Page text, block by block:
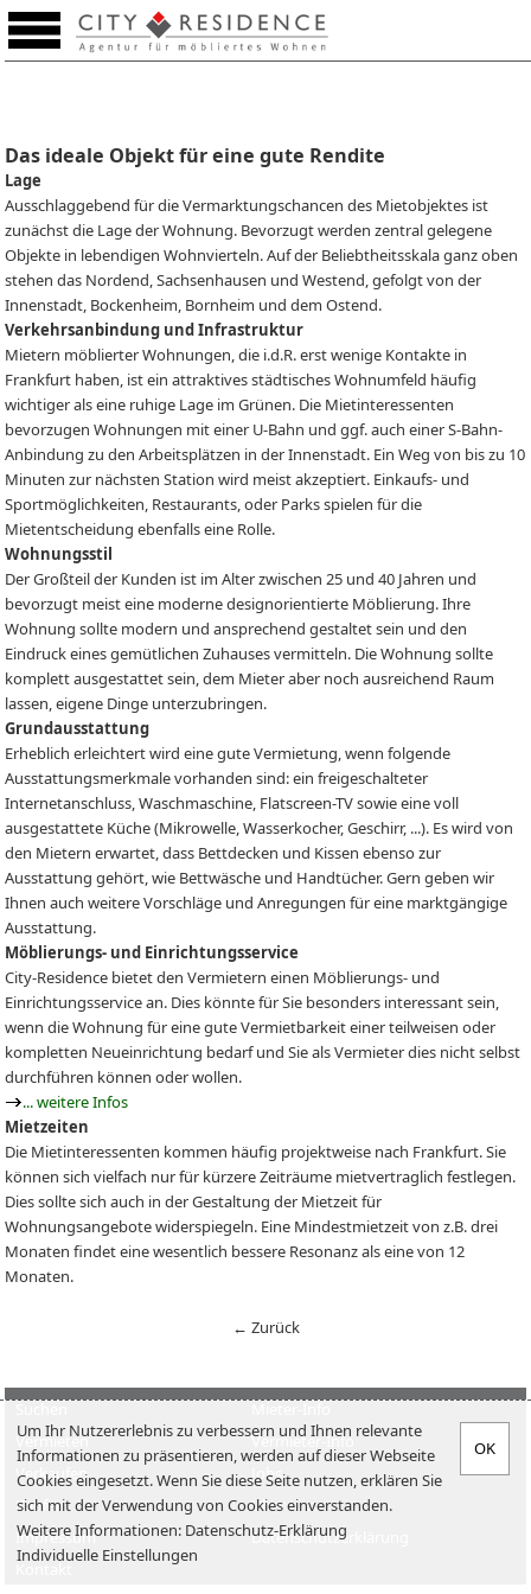
Merkzettel (0)
Das ideale Objekt für eine gute Rendite
Lage
Ausschlaggebend für die Vermarktungschancen des Mietobjektes ist
zunächst die Lage der Wohnung. Bevorzugt werden zentral gelegene
Objekte in lebendigen Wohnvierteln. Auf der Beliebtheitsskala ganz oben
stehen das Nordend, Sachsenhausen und Westend, gefolgt von der
Innenstadt, Bockenheim, Bornheim und dem Ostend.
Verkehrsanbindung und Infrastruktur
Mietern möblierter Wohnungen, die i.d.R. erst wenige Kontakte in
Frankfurt haben, ist ein attraktives städtisches Wohnumfeld häufig
wichtiger als eine ruhige Lage im Grünen. Die Mietinteressenten
bevorzugen Wohnungen mit einer U-Bahn und ggf. auch einer S-Bahn-
Anbindung zu den Arbeitsplätzen in der Innenstadt. Ein Weg von bis zu 10
Minuten zur nächsten Station wird meist akzeptiert. Einkaufs- und
Sportmöglichkeiten, Restaurants, oder Parks spielen für die
Mietentscheidung ebenfalls eine Rolle.
Wohnungsstil
Der Großteil der Kunden ist im Alter zwischen 25 und 40 Jahren und
bevorzugt meist eine moderne designorientierte Möblierung. Ihre
Wohnung sollte modern und ansprechend gestaltet sein und den
Eindruck eines gemütlichen Zuhauses vermitteln. Die Wohnung sollte
komplett ausgestattet sein, dem Mieter aber noch ausreichend Raum
lassen, eigene Dinge unterzubringen.
Grundausstattung
Erheblich erleichtert wird eine gute Vermietung, wenn folgende
Ausstattungsmerkmale vorhanden sind: ein freigeschalteter
Internetanschluss, Waschmaschine, Flatscreen-TV sowie eine voll
ausgestattete Küche (Mikrowelle, Wasserkocher, Geschirr, ...). Es wird von
den Mietern erwartet, dass Bettdecken und Kissen ebenso zur
Ausstattung gehört, wie Bettwäsche und Handtücher. Gern geben wir
Ihnen auch weitere Vorschläge und Anregungen für eine marktgängige
Ausstattung.
Möblierungs- und Einrichtungsservice
City-Residence bietet den Vermietern einen Möblierungs- und
Einrichtungsservice an. Dies könnte für Sie besonders interessant sein,
wenn die Wohnung für eine gute Vermietbarkeit einer teilweisen oder
kompletten Neueinrichtung bedarf und Sie als Vermieter dies nicht selbst
durchführen können oder wollen.
... weitere Infos
Mietzeiten
Die Mietinteressenten kommen häufig projektweise nach Frankfurt. Sie
können sich vielfach nur für kürzere Zeiträume mietvertraglich festlegen.
Dies sollte sich auch in der Gestaltung der Mietzeit für
Wohnungsangebote widerspiegeln. Eine Mindestmietzeit von z.B. drei
Monaten findet eine wesentlich bessere Resonanz als eine von 12
Monaten.
← Zurück
Vermieten
Vermieter-Info
Verkaufen
Jobs
Kaufen
Über uns
Impressum
Datenschutzerklärung
Um Ihr Nutzererlebnis zu verbessern und Ihnen relevante
Informationen zu präsentieren, werden auf dieser Webseite
Cookies eingesetzt. Wenn Sie diese Seite nutzen, erklären Sie
sich mit der Verwendung von Cookies einverstanden.
Weitere Informationen: Datenschutz-Erklärung
Individuelle Einstellungen